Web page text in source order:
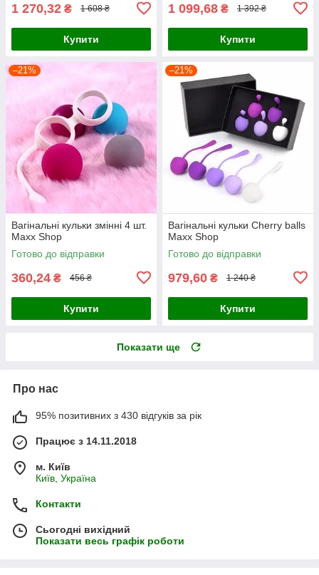
1 270,32 ₴ 1 608 ₴
Купити
1 099,68 ₴ 1 392 ₴
Купити
–21%
Вагінальні кульки змінні 4 шт.
Maxx Shop
Готово до відправки
360,24 ₴ 456 ₴
Купити
–21%
Вагінальні кульки Cherry balls
Maxx Shop
Готово до відправки
979,60 ₴ 1 240 ₴
Купити
Показати ще
Про нас
95% позитивних з 430 відгуків за рік
Працює з 14.11.2018
м. Київ
Київ, Україна
Контакти
Сьогодні вихідний
Показати весь графік роботи